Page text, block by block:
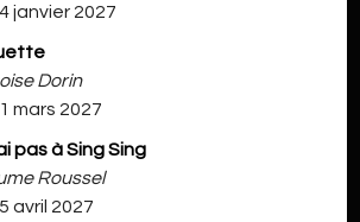
janvier 2027
Dorin
mars 2027
pas à Sing Sing
Roussel
avril 2027
et les demandes de location